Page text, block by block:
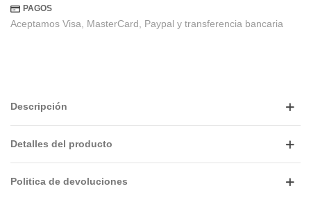
PAGOS
Aceptamos Visa, MasterCard, Paypal y transferencia bancaria
Descripción
Detalles del producto
Politica de devoluciones